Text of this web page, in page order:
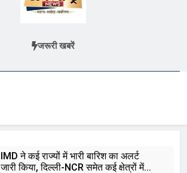
Jai Rashtra
हिंदी समाचार
जरूरी खबरें
IMD ने कई राज्यों में भारी बारिश का अलर्ट
जारी किया, दिल्ली-NCR समेत कई क्षेत्रों में